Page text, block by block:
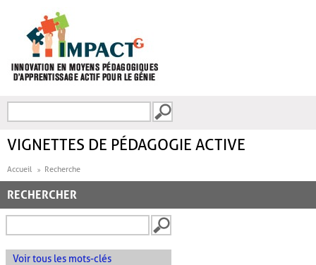
FORMULAIRE DE
VIGNETTES DE PÉDAGOGIE ACTIVE
Accueil Recherche
RECHERCHER
Voir tous les mots-clés